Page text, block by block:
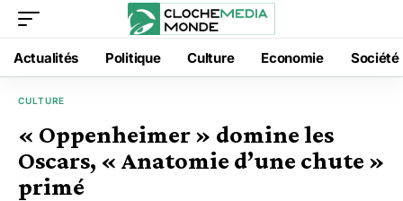
Actualités Politique Culture Economie Société
CULTURE
« Oppenheimer » domine les
Oscars, « Anatomie d’une chute »
primé